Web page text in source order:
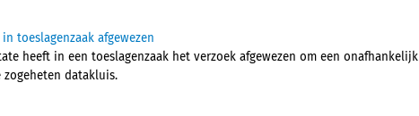
toeslagenzaak afgewezen
heeft in een toeslagenzaak het verzoek afgewezen om een onafhankelijk
datakluis.